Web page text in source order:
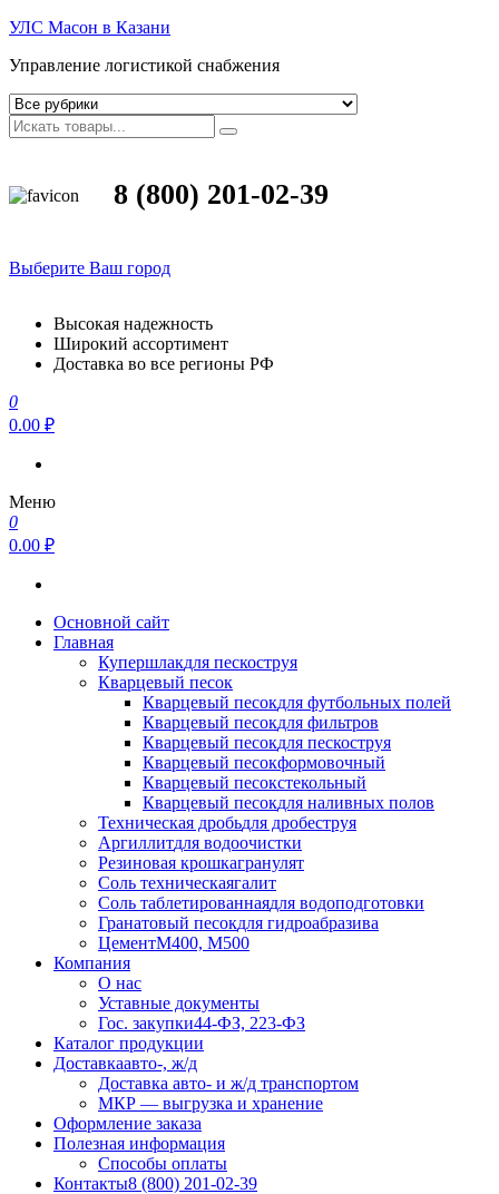
УЛС Масон в Казани
Управление логистикой снабжения
8 (800) 201-02-39
Выберите Ваш город
Высокая надежность
Широкий ассортимент
Доставка во все регионы РФ
0
0.00 ₽
Меню
0
0.00 ₽
Основной сайт
Главная
Купершлакдля пескоструя
Кварцевый песок
Кварцевый песокдля футбольных полей
Кварцевый песокдля фильтров
Кварцевый песокдля пескоструя
Кварцевый песокформовочный
Кварцевый песокстекольный
Кварцевый песокдля наливных полов
Техническая дробьдля дробеструя
Аргиллитдля водоочистки
Резиновая крошкагранулят
Соль техническаягалит
Соль таблетированнаядля водоподготовки
Гранатовый песокдля гидроабразива
ЦементМ400, М500
Компания
О нас
Уставные документы
Гос. закупки44-ФЗ, 223-ФЗ
Каталог продукции
Доставкаавто-, ж/д
Доставка авто- и ж/д транспортом
МКР — выгрузка и хранение
Оформление заказа
Полезная информация
Способы оплаты
Контакты8 (800) 201-02-39